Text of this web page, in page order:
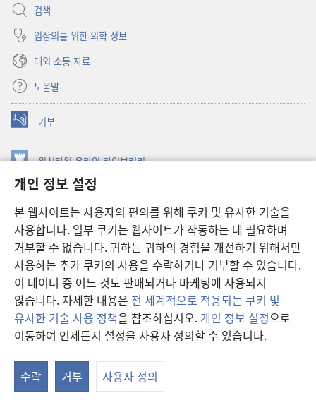
개인 정보 설정
본 웹사이트는 사용자의 편의를 위해 쿠키 및 유사한 기술을
사용합니다. 일부 쿠키는 웹사이트가 작동하는 데 필요하며
거부할 수 없습니다. 귀하는 귀하의 경험을 개선하기 위해서만
사용하는 추가 쿠키의 사용을 수락하거나 거부할 수 있습니다.
이 데이터 중 어느 것도 판매되거나 마케팅에 사용되지
않습니다. 자세한 내용은 전 세계적으로 적용되는 쿠키 및
유사한 기술 사용 정책을 참조하십시오. 개인 정보 설정으로
이동하여 언제든지 설정을 사용자 정의할 수 있습니다.
수락 거부 사용자 정의
검색
임상의를 위한 의학 정보
대외 소통 자료
도움말
기부
(새로운
창
열기) 워치타워 온라인 라이브러리
창
JW Hub ®
창
열기) JW 라이브러리
워치타워 라이브러리
Copyright© 2026 Watch Tower Bible and Tract Society of Pennsylvania.
이용 약관| 개인 정보 보호 정책| 개인 정보 보호 설정